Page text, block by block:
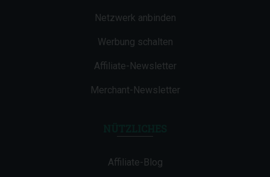
Netzwerk anbinden
Werbung schalten
Affiliate-Newsletter
Merchant-Newsletter
Affiliate-Blog